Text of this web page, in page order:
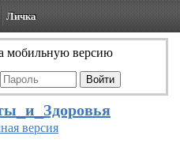
Личка
мобильную версию
версия